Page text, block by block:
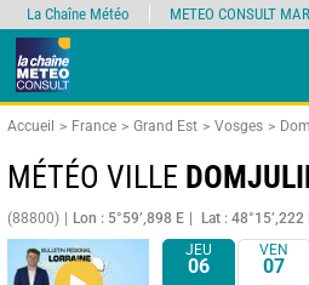
Accueil France Grand Est Vosges
MÉTÉO VILLE
(88800) Lon : 5°59’,898 E Lat : 48°15’,222
JEU
06
VEN
07
La Chaîne Météo METEO CONSULT